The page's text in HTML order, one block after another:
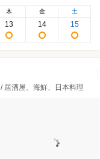
木
13
金
14
土
15
/ 居酒屋、海鮮、日本料理